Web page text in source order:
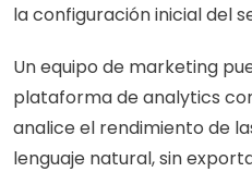
la configuración inicial del
Un equipo de marketing
plataforma de analytics
analice el rendimiento de
lenguaje natural, sin